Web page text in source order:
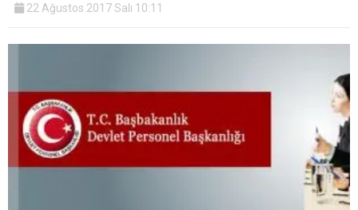
22 Ağustos 2017 Salı 10:11